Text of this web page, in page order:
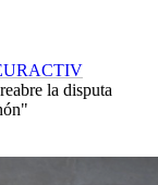
la disputa